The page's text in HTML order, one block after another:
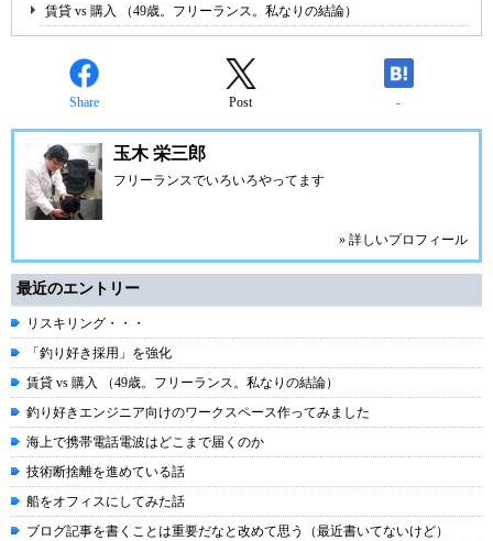
賃貸 vs 購入 （49歳。フリーランス。私なりの結論）
Share Post -
玉木 栄三郎
フリーランスでいろいろやってます
» 詳しいプロフィール
最近のエントリー
リスキリング・・・
「釣り好き採用」を強化
賃貸 vs 購入 （49歳。フリーランス。私なりの結論）
釣り好きエンジニア向けのワークスペース作ってみました
海上で携帯電話電波はどこまで届くのか
技術断捨離を進めている話
船をオフィスにしてみた話
ブログ記事を書くことは重要だなと改めて思う（最近書いてないけど）